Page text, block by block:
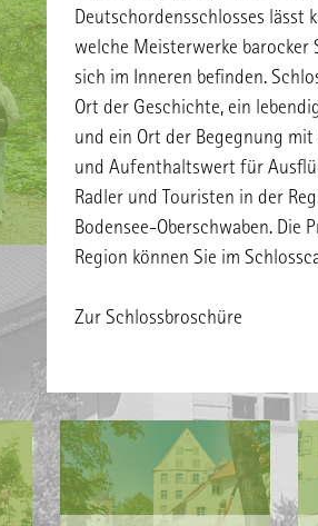
Deutschordensschlosses lässt
welche Meisterwerke barocker
sich im Inneren befinden.
Ort der Geschichte, ein
und ein Ort der Begegnung
und Aufenthaltswert für
Radler und Touristen in der
Bodensee-Oberschwaben. Die
Region können Sie im
Zur Schlossbroschüre